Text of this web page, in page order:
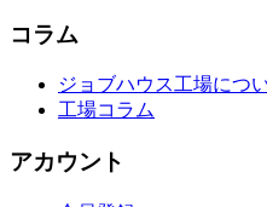
コラム
ジョブハウス工場につ
工場コラム
アカウント